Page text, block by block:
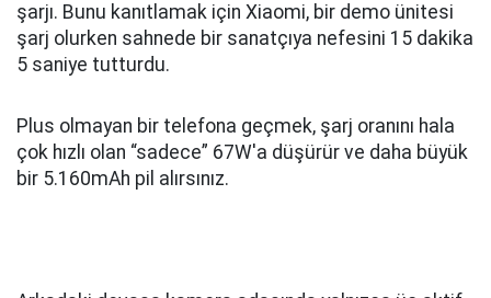
şarjı. Bunu kanıtlamak için Xiaomi, bir demo ünitesi
şarj olurken sahnede bir sanatçıya nefesini 15 dakika
5 saniye tutturdu.
Plus olmayan bir telefona geçmek, şarj oranını hala
çok hızlı olan “sadece” 67W'a düşürür ve daha büyük
bir 5.160mAh pil alırsınız.